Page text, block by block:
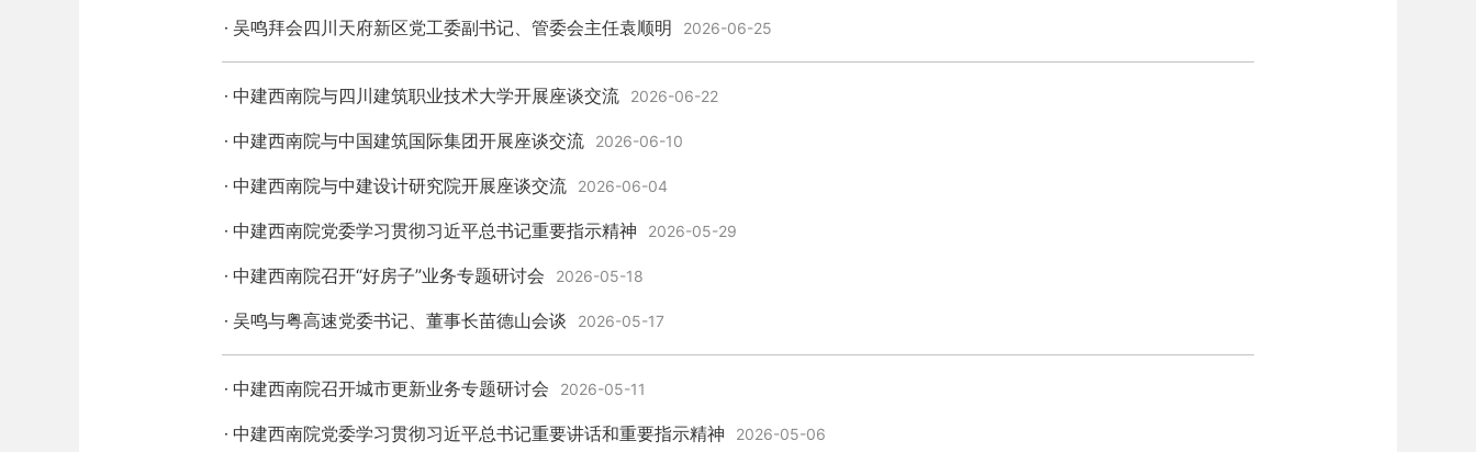
吴鸣拜会四川天府新区党工委副书记、管委会主任袁顺明 2026-06-25
中建西南院与四川建筑职业技术大学开展座谈交流 2026-06-22
中建西南院与中国建筑国际集团开展座谈交流 2026-06-10
中建西南院与中建设计研究院开展座谈交流 2026-06-04
中建西南院党委学习贯彻习近平总书记重要指示精神 2026-05-29
中建西南院召开“好房子”业务专题研讨会 2026-05-18
吴鸣与粤高速党委书记、董事长苗德山会谈 2026-05-17
中建西南院召开城市更新业务专题研讨会 2026-05-11
中建西南院党委学习贯彻习近平总书记重要讲话和重要指示精神 2026-05-06